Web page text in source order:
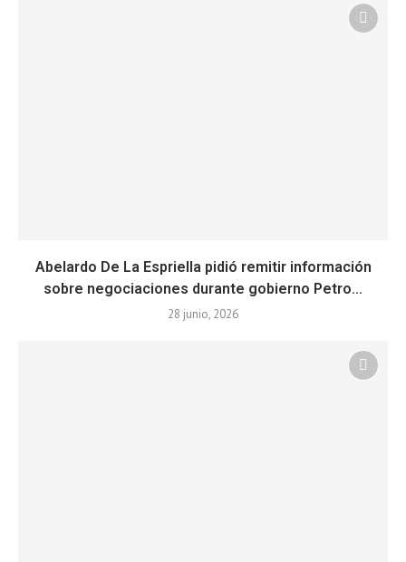
Abelardo De La Espriella pidió remitir información
sobre negociaciones durante gobierno Petro...
28 junio, 2026